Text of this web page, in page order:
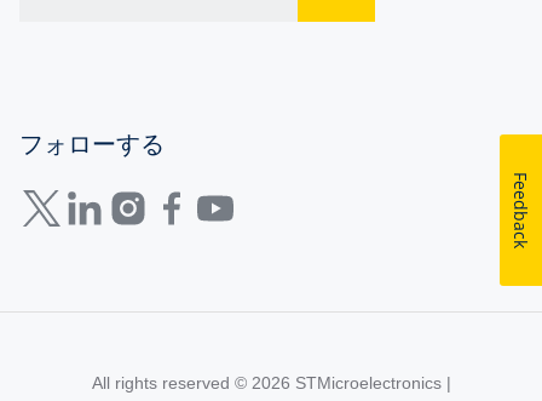
フォローする
All rights reserved © 2026 STMicroelectronics |
Feedback